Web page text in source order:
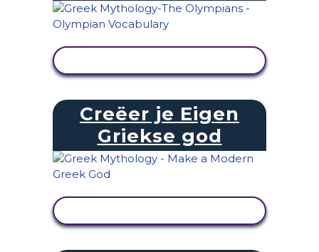
Creëer je Eigen
Griekse god